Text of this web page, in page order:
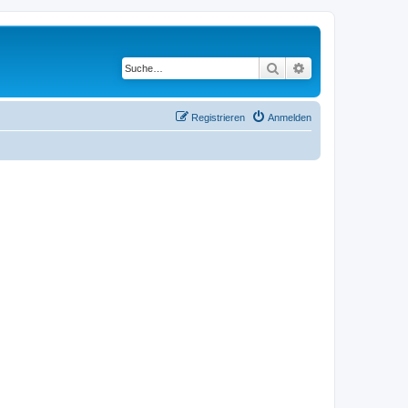
Suche
Anmelden
Registrieren